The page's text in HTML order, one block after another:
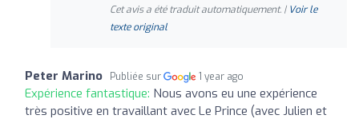
Cet avis a été traduit automatiquement. | Voir le
texte original
Peter Marino Publiée sur 1 year ago
Expérience fantastique: Nous avons eu une expérience
très positive en travaillant avec Le Prince (avec Julien et